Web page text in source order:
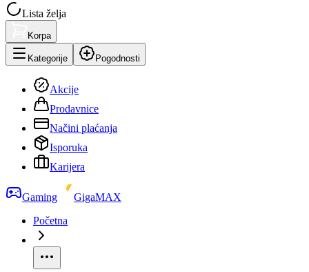
Lista želja
Korpa
Kategorije Pogodnosti
Akcije
Prodavnice
Načini plaćanja
Isporuka
Karijera
Gaming
GigaMAX
Početna